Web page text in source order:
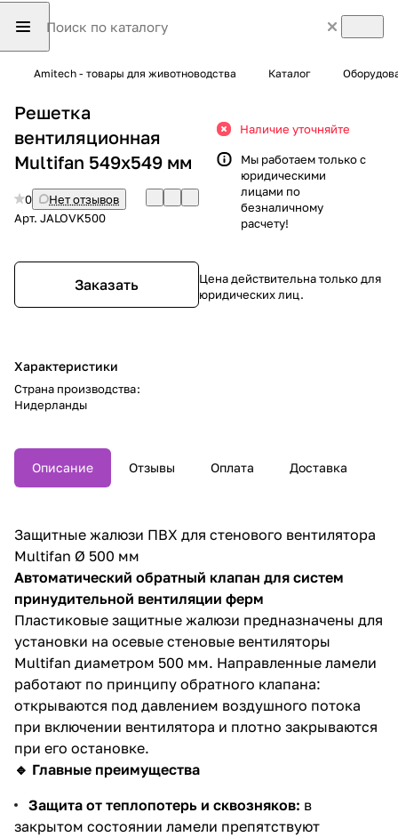
Amitech - товары для животноводства Каталог
Решетка
вентиляционная
Multifan 549x549 мм
0
Нет отзывов
Арт. JALOVK500
Заказать
Характеристики
Страна производства:
Нидерланды
Наличие уточняйте
Мы работаем только с
юридическими
лицами по
безналичному
расчету!
Цена действительна только для
юридических лиц.
Описание Отзывы Оплата Доставка
Защитные жалюзи ПВХ для стенового вентилятора
Multifan Ø 500 мм
Автоматический обратный клапан для систем
принудительной вентиляции ферм
Пластиковые защитные жалюзи предназначены для
установки на осевые стеновые вентиляторы
Multifan диаметром 500 мм. Направленные ламели
работают по принципу обратного клапана:
открываются под давлением воздушного потока
при включении вентилятора и плотно закрываются
при его остановке.
🔹 Главные преимущества
Защита от теплопотерь и сквозняков: в
закрытом состоянии ламели препятствуют